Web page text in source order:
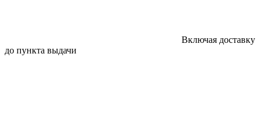
Включая доставку
до пункта выдачи